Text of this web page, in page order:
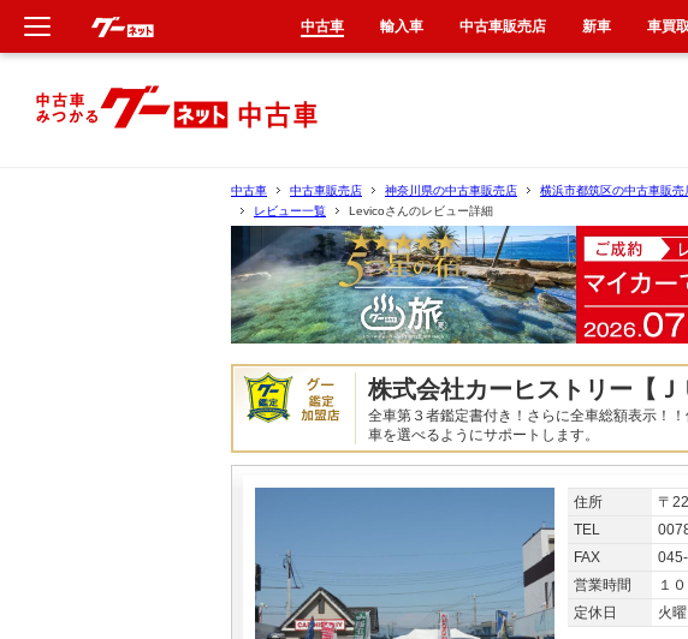
中古車 中古車販売店 神奈川県の中古車販売店 横浜市都筑区の中古車販売
レビュー一覧
Levicoさんのレビュー詳細
株式会社カーヒストリー【Ｊ
全車第３者鑑定書付き！さらに全車総額表示！
車を選べるようにサポートします。
住所
〒
TEL
FAX
営業時間
１
定休日
火
中古車 輸入車 中古車販売店 新車 車買
新車